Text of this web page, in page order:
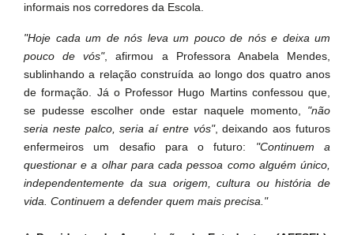
informais nos corredores da Escola.
"Hoje cada um de nós leva um pouco de nós e deixa um
pouco de vós", afirmou a Professora Anabela Mendes,
sublinhando a relação construída ao longo dos quatro anos
de formação. Já o Professor Hugo Martins confessou que,
se pudesse escolher onde estar naquele momento, "não
seria neste palco, seria aí entre vós", deixando aos futuros
enfermeiros um desafio para o futuro: "Continuem a
questionar e a olhar para cada pessoa como alguém único,
independentemente da sua origem, cultura ou história de
vida. Continuem a defender quem mais precisa."